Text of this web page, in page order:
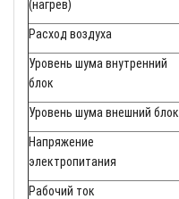
(нагрев)
Расход воздуха
Уровень шума внутренний
блок
Уровень шума внешний блок
Напряжение
электропитания
Рабочий ток